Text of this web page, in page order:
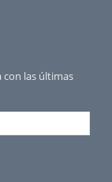
con las últimas